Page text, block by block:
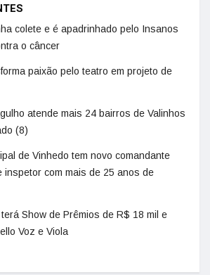
colete e é apadrinhado pelo Insanos
o câncer
paixão pelo teatro em projeto de
atende mais 24 bairros de Valinhos
(8)
de Vinhedo tem novo comandante
inspetor com mais de 25 anos de
Show de Prêmios de R$ 18 mil e
Voz e Viola